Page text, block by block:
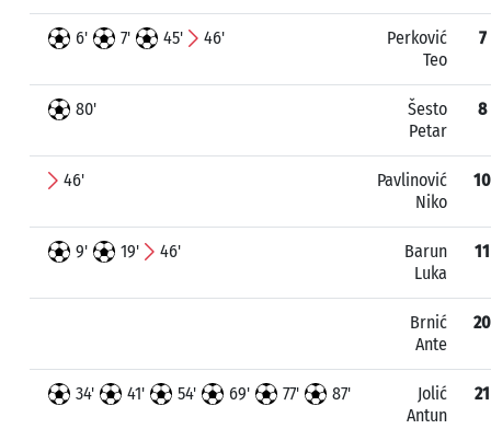
6' 7' 45' 46'
Perković
Teo
7
80'
Šesto
Petar
8
46'
Pavlinović
Niko
10
9' 19' 46'
Barun
Luka
11
Brnić
Ante
20
34' 41' 54' 69' 77' 87'
Jolić
Antun
21